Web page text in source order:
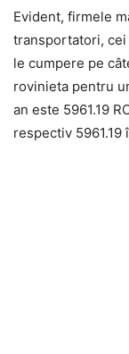
Evident, firmele
transportatori, cei
le cumpere pe
rovinieta pentru
an este 5961.19
respectiv 5961.19